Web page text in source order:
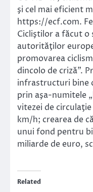
şi cel mai eficient
https://ecf.com.
Cicliştilor a făcut o
autorităţilor
promovarea
dincolo de criză”.
infrastructuri bine
prin aşa-numitele
vitezei de
km/h; crearea de
unui fond pentru
miliarde de euro,
Related